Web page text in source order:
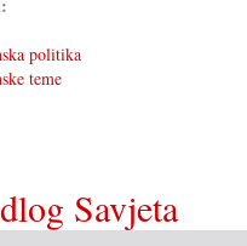
politika
teme
Savjeta